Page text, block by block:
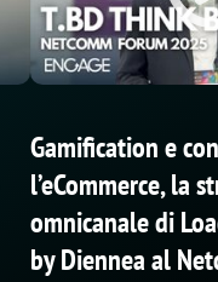
Gamification e
l’eCommerce, la
omnicanale di
by Diennea al